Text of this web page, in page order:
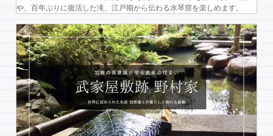
や、百年ぶりに復活した滝、江戸期から伝わる水琴窟を楽しめます。